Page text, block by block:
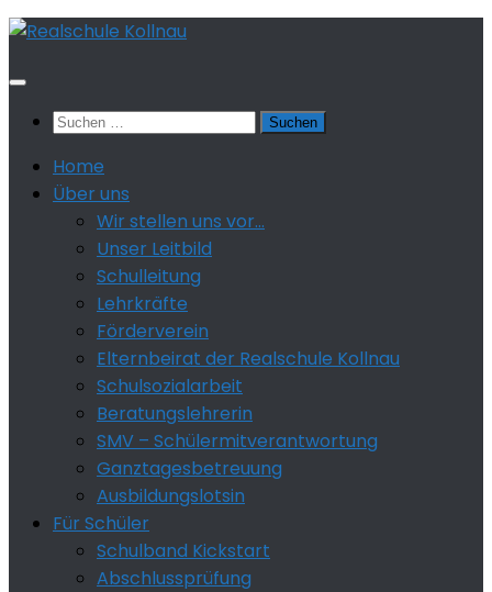
Zum
springen
Suchen
Home
Über uns
Wir stellen uns vor…
Unser Leitbild
Schulleitung
Lehrkräfte
Förderverein
Elternbeirat der Realschule Kollnau
Schulsozialarbeit
Beratungslehrerin
SMV – Schülermitverantwortung
Ganztagesbetreuung
Ausbildungslotsin
Für Schüler
Schulband Kickstart
Abschlussprüfung